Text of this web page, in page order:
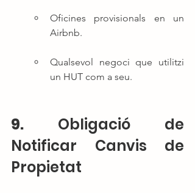
Oficines provisionals en un
Airbnb.
Qualsevol negoci que utilitzi
un HUT com a seu.
9. Obligació de
Notificar Canvis de
Propietat